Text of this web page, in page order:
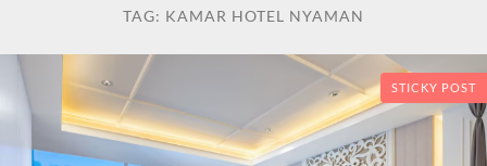
TAG: KAMAR HOTEL NYAMAN
STICKY POST